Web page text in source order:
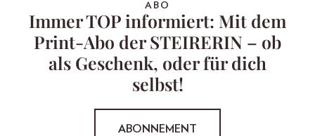
ABO
Immer TOP informiert: Mit dem
Print-Abo der STEIRERIN – ob
als Geschenk, oder für dich
selbst!
ABONNEMENT